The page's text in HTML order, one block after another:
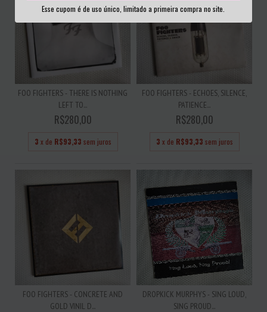
Esse cupom é de uso único, limitado a primeira compra no site.
FOO FIGHTERS - THERE IS NOTHING
LEFT TO...
R$280,00
3 x de R$93,33 sem juros
FOO FIGHTERS - ECHOES, SILENCE,
PATIENCE...
R$280,00
3 x de R$93,33 sem juros
FOO FIGHTERS - CONCRETE AND
GOLD VINIL D...
DROPKICK MURPHYS - SING LOUD,
SING PROUD...